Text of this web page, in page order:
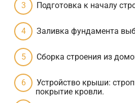
Подготовка к началу
Заливка фундамента
Сборка строения из
Устройство крыши:
покрытие кровли.